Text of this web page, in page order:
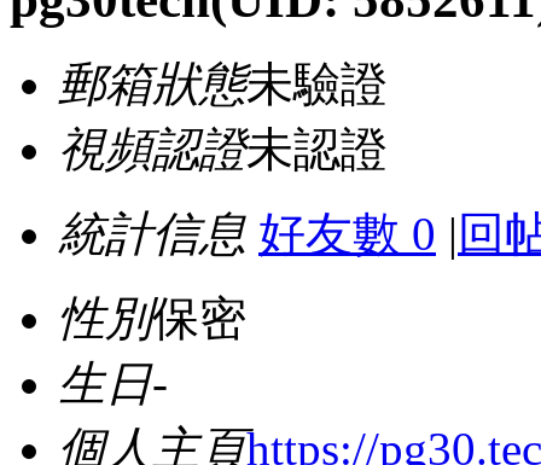
郵箱狀態未驗證
視頻認證未認證
統計信息 好友數 0 | 回
性別保密
生日-
個人主頁https://